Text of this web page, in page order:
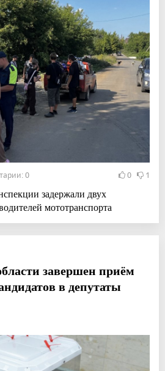
0 0 1
задержали двух
мототранспорта
завершен приём
в депутаты